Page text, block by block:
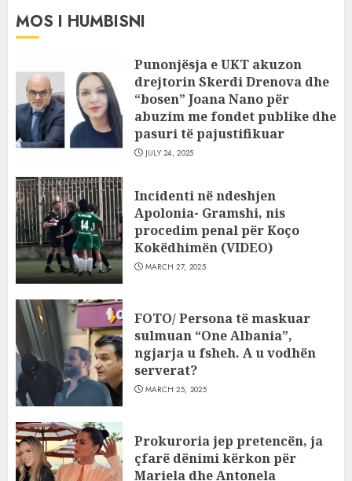
MOS I HUMBISNI
Punonjësja e UKT akuzon
drejtorin Skerdi Drenova dhe
“bosen” Joana Nano për
abuzim me fondet publike dhe
pasuri të pajustifikuar
JULY 24, 2025
Incidenti në ndeshjen
Apolonia- Gramshi, nis
procedim penal për Koço
Kokëdhimën (VIDEO)
MARCH 27, 2025
FOTO/ Persona të maskuar
sulmuan “One Albania”,
ngjarja u fsheh. A u vodhën
serverat?
MARCH 25, 2025
Prokuroria jep pretencën, ja
çfarë dënimi kërkon për
Mariela dhe Antonela